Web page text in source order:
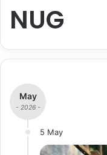
NUG
May
- 2026 -
5 May